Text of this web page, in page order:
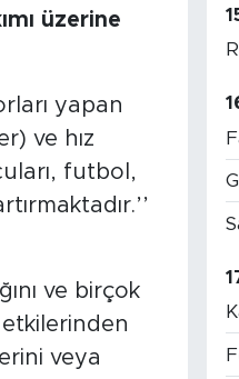
üzerine
yapan
ve hız
futbol,
ve birçok
veya